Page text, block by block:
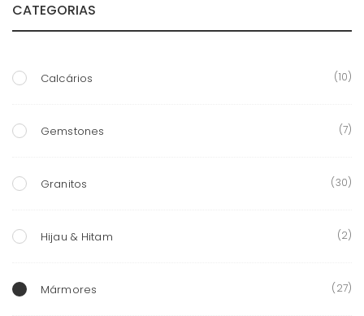
CATEGORIAS
Calcários (10)
Gemstones (7)
Granitos (30)
Hijau & Hitam (2)
Mármores (27)